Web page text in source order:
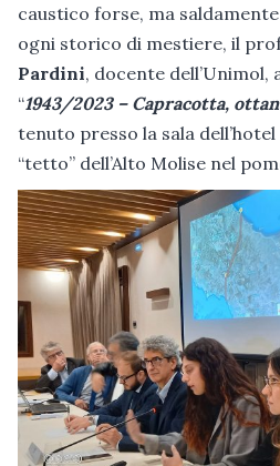
caustico forse, ma
ogni storico di mestiere, il
Pardini, docente dell’Unimol,
“1943/2023 – Capracotta,
tenuto presso la sala
“tetto” dell’Alto Molise nel